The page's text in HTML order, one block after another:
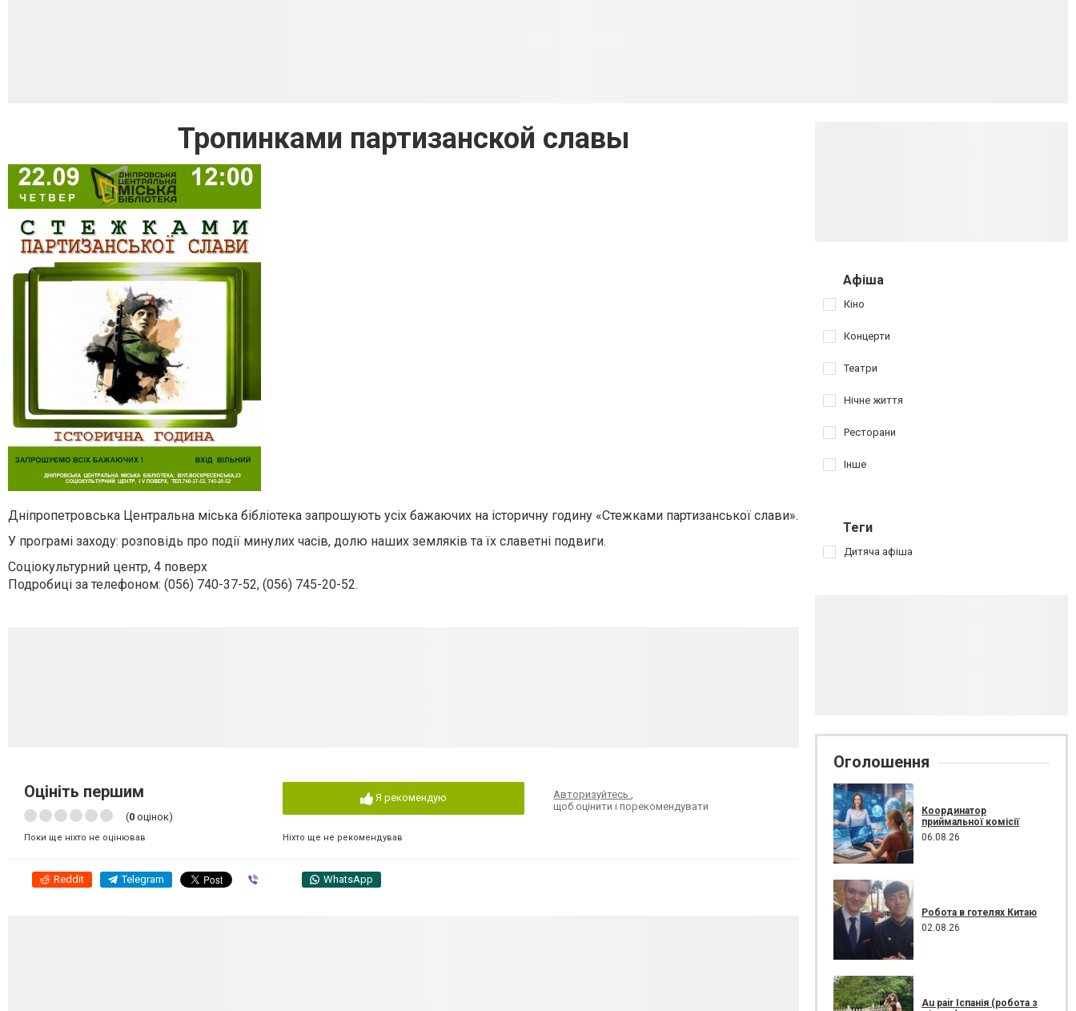
Тропинками партизанской славы
Дніпропетровська Центральна міська бібліотека запрошують усіх бажаючих на історичну годину «Стежками партизанської слави».
У програмі заходу: розповідь про події минулих часів, долю наших земляків та їх славетні подвиги.
Соціокультурний центр, 4 поверх
Подробиці за телефоном: (056) 740-37-52, (056) 745-20-52.
Оцініть першим
(0 оцінок)
Поки ще ніхто не оцінював
Я рекомендую
Ніхто ще не рекомендував
Авторизуйтесь,
щоб оцінити і порекомендувати
Reddit Telegram WhatsApp
Афіша
Кіно
Концерти
Театри
Нічне життя
Ресторани
Інше
Теги
Дитяча афіша
Оголошення
Координатор
приймальної комісії
06.08.26
Робота в готелях Китаю
02.08.26
Au pair Іспанія (робота з